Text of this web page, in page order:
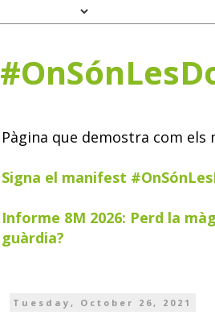
Pàgina que demostra com
Signa el manifest
Informe 8M 2026: Perd la
guàrdia?
Tuesday, October 26, 2021